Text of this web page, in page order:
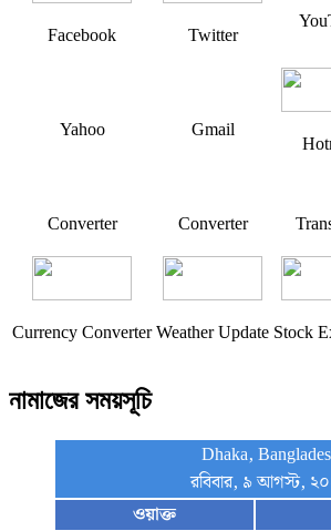
Facebook Twitter
Yahoo Gmail
Converter Converter
Currency Converter Weather Update Stock
নামাজের সময়সূচি
Dhaka,
রবিবার, ৯ আগস্ট,
ওয়াক্ত